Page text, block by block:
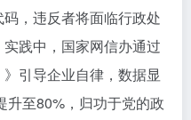
，违反者将面临行政处
践中，国家网信办通过
》引导企业自律，数据显
升至80%，归功于党的政